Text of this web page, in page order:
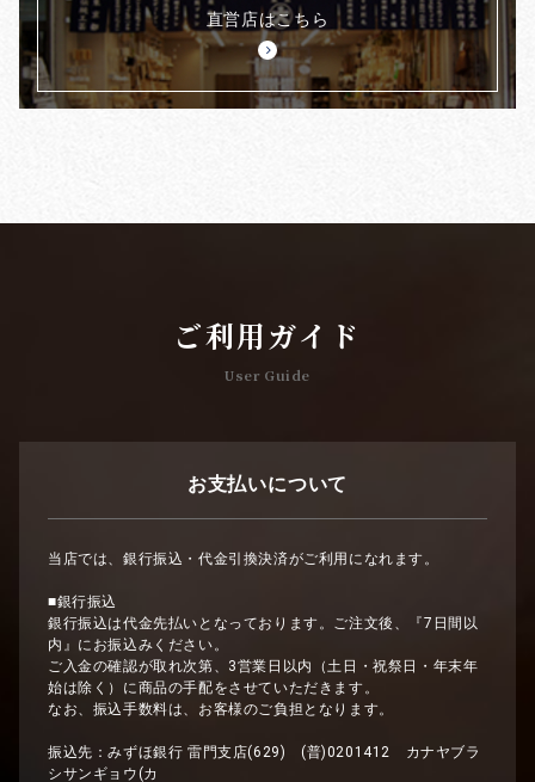
直営店はこちら
ご利用ガイド
User Guide
お支払いについて
当店では、銀行振込・代金引換決済がご利用になれます。
■銀行振込
銀行振込は代金先払いとなっております。ご注文後、『7日間以
内』にお振込みください。
ご入金の確認が取れ次第、3営業日以内（土日・祝祭日・年末年
始は除く）に商品の手配をさせていただきます。
なお、振込手数料は、お客様のご負担となります。
振込先：みずほ銀行 雷門支店(629) (普)0201412 カナヤブラ
シサンギョウ(カ